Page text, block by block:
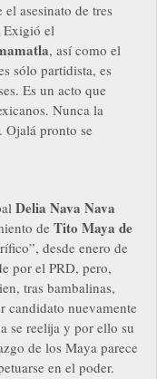
asesinato de tres
Exigió el
, así como el
sólo partidista, es
Es un acto que
Nunca la
Ojalá pronto se
Delia Nava Nava
de Tito Maya de
desde enero de
por el PRD, pero,
tras bambalinas,
candidato nuevamente
se reelija y por ello su
de los Maya parece
en el poder.